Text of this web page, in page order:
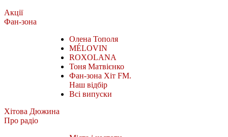
Акції
Фан-зона
Олена Тополя
MÉLOVIN
ROXOLANA
Тоня Матвієнко
Фан-зона Хіт FM.
Наш відбір
Всі випуски
Хітова Дюжина
Про радіо